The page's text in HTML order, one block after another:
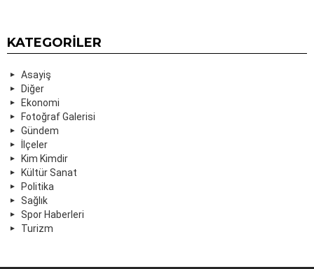
KATEGORILER
Asayiş
Diğer
Ekonomi
Fotoğraf Galerisi
Gündem
İlçeler
Kim Kimdir
Kültür Sanat
Politika
Sağlık
Spor Haberleri
Turizm